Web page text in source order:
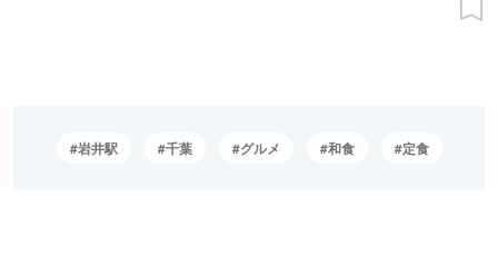
岩井駅 千葉 グルメ 和食 定食